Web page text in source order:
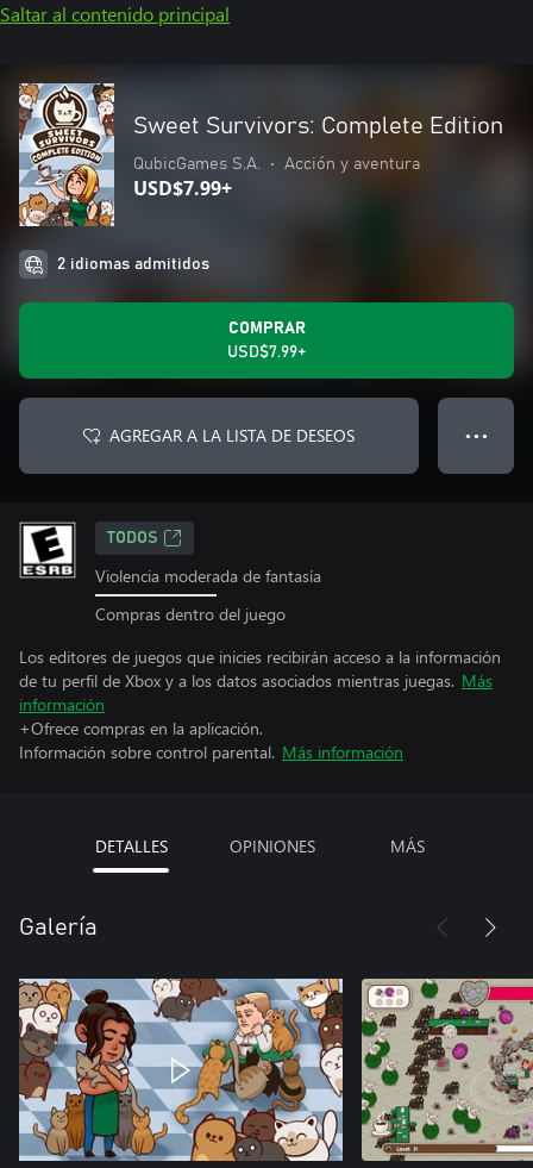
Saltar al contenido principal
Sweet Survivors: Complete Edition
QubicGames S.A. • Acción y aventura
USD$7.99+
2 idiomas admitidos
COMPRAR
USD$7.99+
AGREGAR A LA LISTA DE DESEOS ● ● ●
TODOS
Violencia moderada de fantasía
Compras dentro del juego
Los editores de juegos que inicies recibirán acceso a la información
de tu perfil de Xbox y a los datos asociados mientras juegas. Más
información
+Ofrece compras en la aplicación.
Información sobre control parental. Más información
DETALLES OPINIONES MÁS
Galería